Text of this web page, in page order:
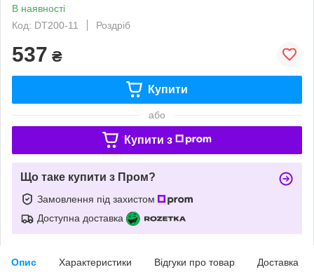
В наявності
Код: DT200-11
Роздріб
537 ₴
Купити
або
Купити з
Що таке купити з Пром?
Замовлення під захистом
Доступна доставка
Опис Характеристики Відгуки про товар Доставка